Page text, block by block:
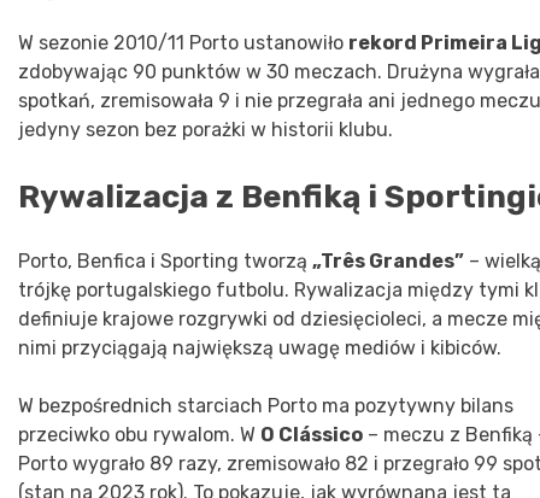
W sezonie 2010/11 Porto ustanowiło rekord Primeira
zdobywając 90 punktów w 30 meczach. Drużyna
spotkań, zremisowała 9 i nie przegrała ani jednego
jedyny sezon bez porażki w historii klubu.
Rywalizacja z Benfiką i
Porto, Benfica i Sporting tworzą „Três Grandes” – wielką
trójkę portugalskiego futbolu. Rywalizacja między tymi
definiuje krajowe rozgrywki od dziesięcioleci, a mecze
nimi przyciągają największą uwagę mediów i kibiców.
W bezpośrednich starciach Porto ma pozytywny bilans
przeciwko obu rywalom. W O Clássico – meczu z Benfiką
Porto wygrało 89 razy, zremisowało 82 i przegrało 99
(stan na 2023 rok). To pokazuje, jak wyrównana jest ta